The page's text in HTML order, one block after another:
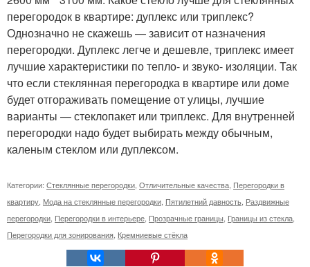
перегородок в квартире: дуплекс или триплекс?
Однозначно не скажешь — зависит от назначения
перегородки. Дуплекс легче и дешевле, триплекс имеет
лучшие характеристики по тепло- и звуко- изоляции. Так
что если стеклянная перегородка в квартире или доме
будет отгораживать помещение от улицы, лучшие
варианты — стеклопакет или триплекс. Для внутренней
перегородки надо будет выбирать между обычным,
каленым стеклом или дуплексом.
Категории: Стеклянные перегородки Отличительные качества Перегородки в
квартиру Мода на стеклянные перегородки Пятилетний давность Раздвижные
перегородки Перегородки в интерьере Прозрачные границы Границы из стекла
Перегородки для зонирования Кремниевые стёкла